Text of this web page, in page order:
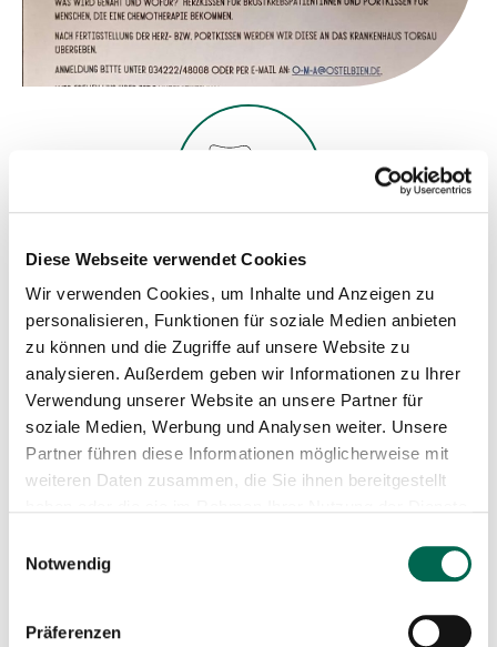
Diese Webseite verwendet Cookies
Wir verwenden Cookies, um Inhalte und Anzeigen zu
personalisieren, Funktionen für soziale Medien anbieten
zu können und die Zugriffe auf unsere Website zu
analysieren. Außerdem geben wir Informationen zu Ihrer
Verwendung unserer Website an unsere Partner für
soziale Medien, Werbung und Analysen weiter. Unsere
Partner führen diese Informationen möglicherweise mit
weiteren Daten zusammen, die Sie ihnen bereitgestellt
Notwendig
Präferenzen
Kultur
Wann
Beginn: 16. September 2024
15:09 Uhr
Ende: 31. Dezember 2027
Wo